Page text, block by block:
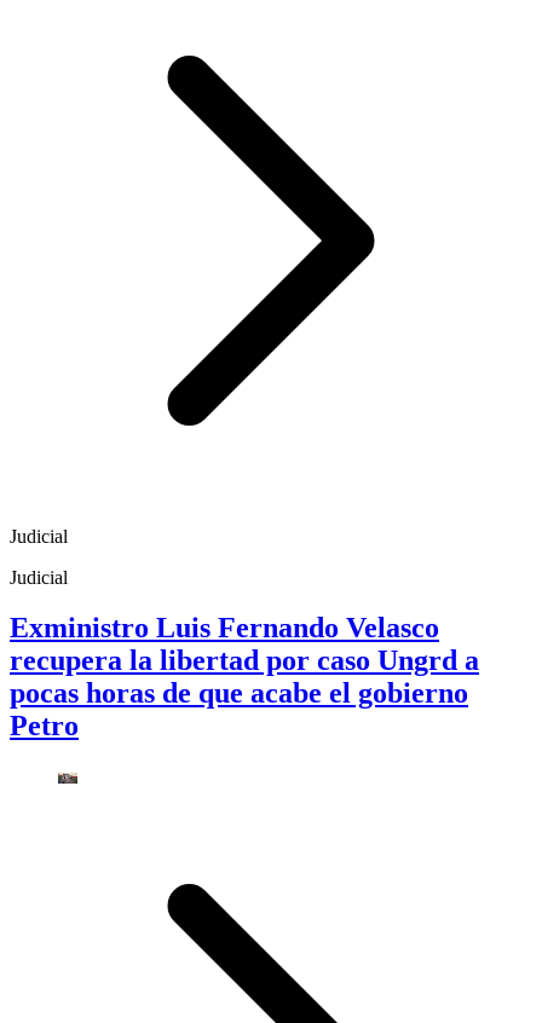
Judicial
Judicial
Exministro Luis Fernando Velasco
recupera la libertad por caso Ungrd a
pocas horas de que acabe el gobierno
Petro